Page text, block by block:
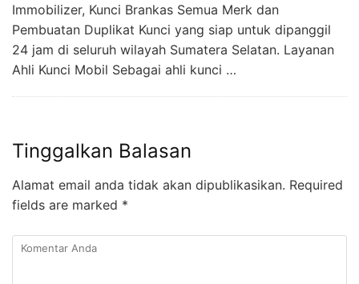
Immobilizer, Kunci Brankas Semua Merk dan
Pembuatan Duplikat Kunci yang siap untuk dipanggil
24 jam di seluruh wilayah Sumatera Selatan. Layanan
Ahli Kunci Mobil Sebagai ahli kunci …
Tinggalkan Balasan
Alamat email anda tidak akan dipublikasikan. Required
fields are marked *